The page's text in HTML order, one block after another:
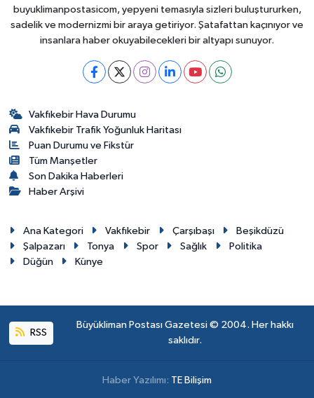
buyuklimanpostasicom, yepyeni temasıyla sizleri buluştururken,
sadelik ve modernizmi bir araya getiriyor. Şatafattan kaçınıyor ve
insanlara haber okuyabilecekleri bir altyapı sunuyor.
Vakfıkebir Hava Durumu
Vakfıkebir Trafik Yoğunluk Haritası
Puan Durumu ve Fikstür
Tüm Manşetler
Son Dakika Haberleri
Haber Arşivi
Ana Kategori Vakfıkebir Çarşıbaşı
Beşikdüzü
Şalpazarı
Tonya Spor Sağlık
Politika
Düğün
Künye
RSS
Büyükliman Postası Gazetesi © 2004. Her hakkı
saklıdır.
Haber Yazılımı: TE Bilişim